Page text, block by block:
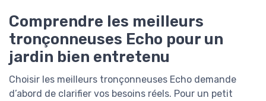
Comprendre les meilleurs
tronçonneuses Echo pour un
jardin bien entretenu
Choisir les meilleurs tronçonneuses Echo demande
d’abord de clarifier vos besoins réels. Pour un petit